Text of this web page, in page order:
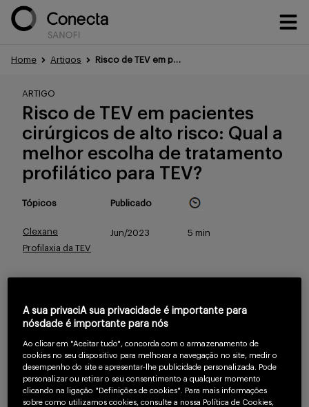
Eventos
Treinamentos
Serviços
Sobre
Home Artigos Risco de TEV em pacientes cirúrgicos de alto risco: Qual a melhor escolha de tratamento?
ARTIGO
Risco de TEV em pacientes
cirúrgicos de alto risco: Qual a
melhor escolha de tratamento
profilático para TEV?
Tópicos
Clexane
Profilaxia da TEV
Publicado
Jun/2023 5 min
Para continuar lendo
confirme que você é
um profissional da
saúde.
A sua privaciA sua privacidade é importante para
nósdade é importante para nós
Ao clicar em "Aceitar tudo", concorda com o armazenamento de
cookies no seu dispositivo para melhorar a navegação no site, medir o
desempenho do site e apresentar-lhe publicidade personalizada. Pode
personalizar ou retirar o seu consentimento a qualquer momento
clicando na ligação "Definições de cookies". Para mais informações
sobre como utilizamos cookies, consulte a nossa Política de Cookies,